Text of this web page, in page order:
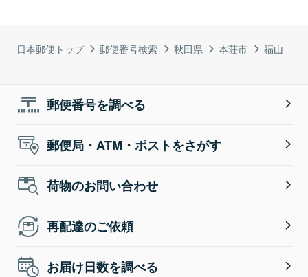
日本郵便トップ 郵便番号検索 秋田県 本荘市 福山
郵便番号を調べる
郵便局・ATM・ポストをさがす
荷物のお問い合わせ
再配達のご依頼
お届け日数を調べる